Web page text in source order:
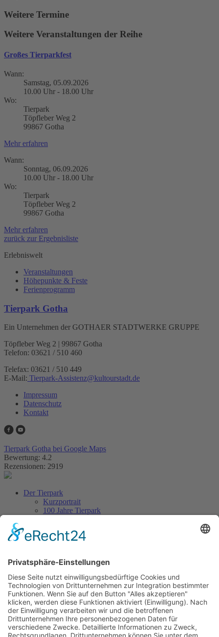
Weitere Termine
Weitere Veranstaltungen der Reihe
Großes Tierparkfest
Wann:
Samstag, 05.09.2026
10.00 Uhr - 18.00 Uhr
Wo:
Tierpark
Töpfleber Weg 2
99867 Gotha
Mehr erfahren
Wann:
Sonntag, 06.09.2026
10.00 Uhr - 18.00 Uhr
Wo:
Tierpark
Töpfleber Weg 2
99867 Gotha
Mehr erfahren
zurück zur Ergebnisliste
Erlebniswelt
Veranstaltungen
Höhepunkte & Feste
Ferienprogramm
Tierpark Gotha
Ein Unternehmen der GOTHAER STADTWERKE GRUPPE
Töpfleber Weg 2 | 99867 Gotha
Telefon: 03621 / 510 460
Telefax: 03621 / 510 449
E-Mail: Tierpark-Assistenz@kultourstadt.de
Impressum
Datenschutz
Kontakt
Tierpark Gotha bei Google Maps
Bewertung: 4.2
Rezensionen: 2919
Der Tierpark
Kurzportrait
100 Jahre Tierpark
Artenschutz
Lageplan
Anfahrt & Parken
Gastronomie
Barrierefreiheit
Kontakt
Erlebniswelt
Veranstaltungen
Höhepunkte & Feste